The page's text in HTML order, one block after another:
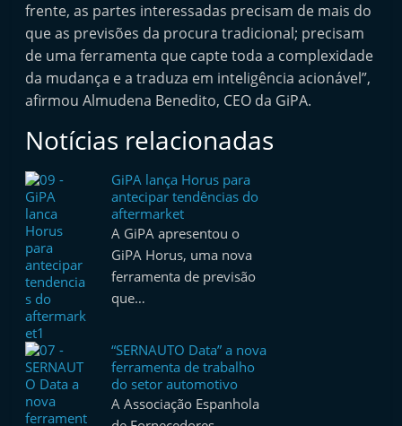
v
e
l
e
P
r
t
u
g
frente, as partes interessadas precisam de mais do
que as previsões da procura tradicional; precisam
de uma ferramenta que capte toda a complexidade
da mudança e a traduza em inteligência acionável”,
afirmou Almudena Benedito, CEO da GiPA.
Notícias relacionadas
GiPA lança Horus para
antecipar tendências do
aftermarket
A GiPA apresentou o
GiPA Horus, uma nova
ferramenta de previsão
que…
“SERNAUTO Data” a nova
ferramenta de trabalho
do setor automotivo
A Associação Espanhola